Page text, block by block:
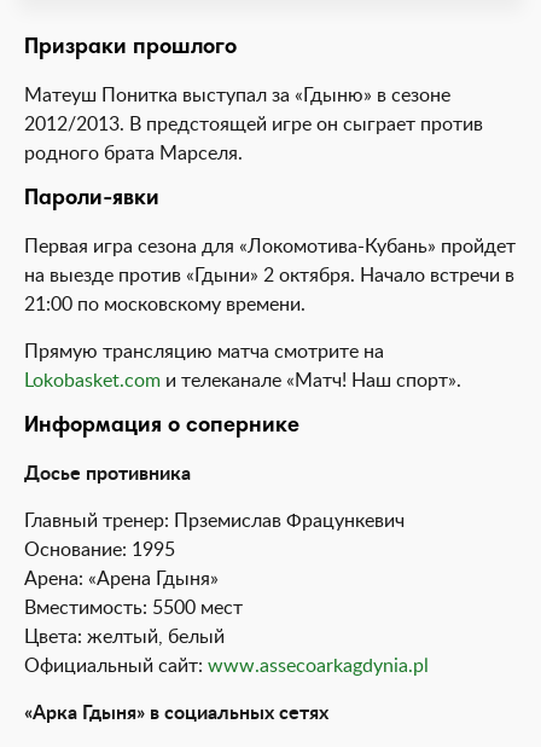
Призраки прошлого
Матеуш Понитка выступал за «Гдыню» в сезоне
2012/2013. В предстоящей игре он сыграет против
родного брата Марселя.
Пароли-явки
Первая игра сезона для «Локомотива-Кубань» пройдет
на выезде против «Гдыни» 2 октября. Начало встречи в
21:00 по московскому времени.
Прямую трансляцию матча смотрите на
Lokobasket.com и телеканале «Матч! Наш спорт».
Информация о сопернике
Досье противника
Главный тренер: Прземислав Фрацункевич
Основание: 1995
Арена: «Арена Гдыня»
Вместимость: 5500 мест
Цвета: желтый, белый
Официальный сайт: www.assecoarkagdynia.pl
«Арка Гдыня» в социальных сетях